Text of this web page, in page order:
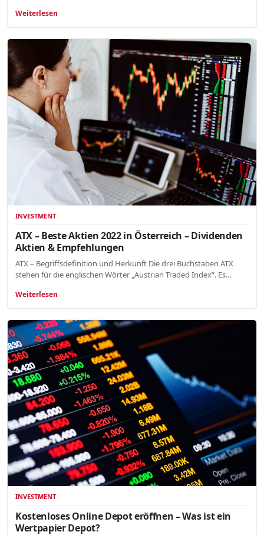
Weiterlesen
INVESTMENT
ATX – Beste Aktien 2022 in Österreich – Dividenden
Aktien & Empfehlungen
ATX – Begriffsdefinition und Herkunft Die drei Buchstaben ATX
stehen für die englischen Wörter „Austrian Traded Index“. Es…
Weiterlesen
INVESTMENT
Kostenloses Online Depot eröffnen – Was ist ein
Wertpapier Depot?